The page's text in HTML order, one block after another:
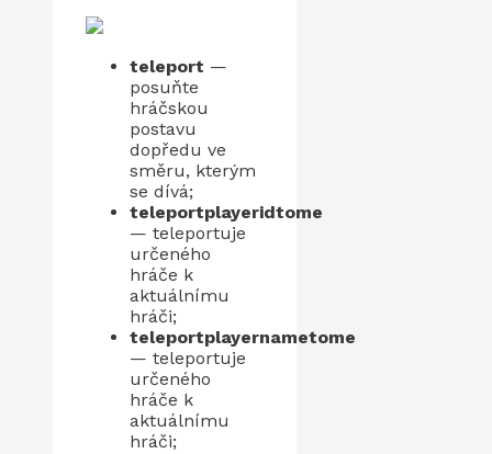
teleport —
posuňte
hráčskou
postavu
dopředu ve
směru, kterým
se dívá;
teleportplayeridtome
— teleportuje
určeného
hráče k
aktuálnímu
hráči;
teleportplayernametome
— teleportuje
určeného
hráče k
aktuálnímu
hráči;